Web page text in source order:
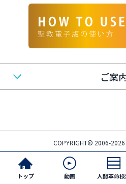
ご案
COPYRIGHT© 2006-2026
トップ 動画 人間革命